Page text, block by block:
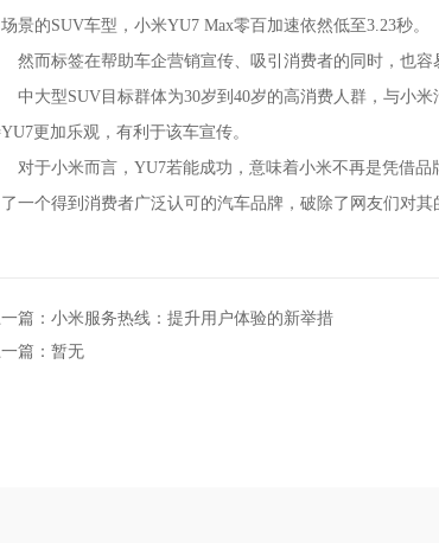
景的SUV车型，小米YU7 Max零百加速依然低至3.23秒。
标签在帮助车企营销宣传、吸引消费者的同时，也容
型SUV目标群体为30岁到40岁的高消费人群，与小米
更加乐观，有利于该车宣传。
小米而言，YU7若能成功，意味着小米不再是凭借品
一个得到消费者广泛认可的汽车品牌，破除了网友们对
篇：小米服务热线：提升用户体验的新举措
篇：暂无